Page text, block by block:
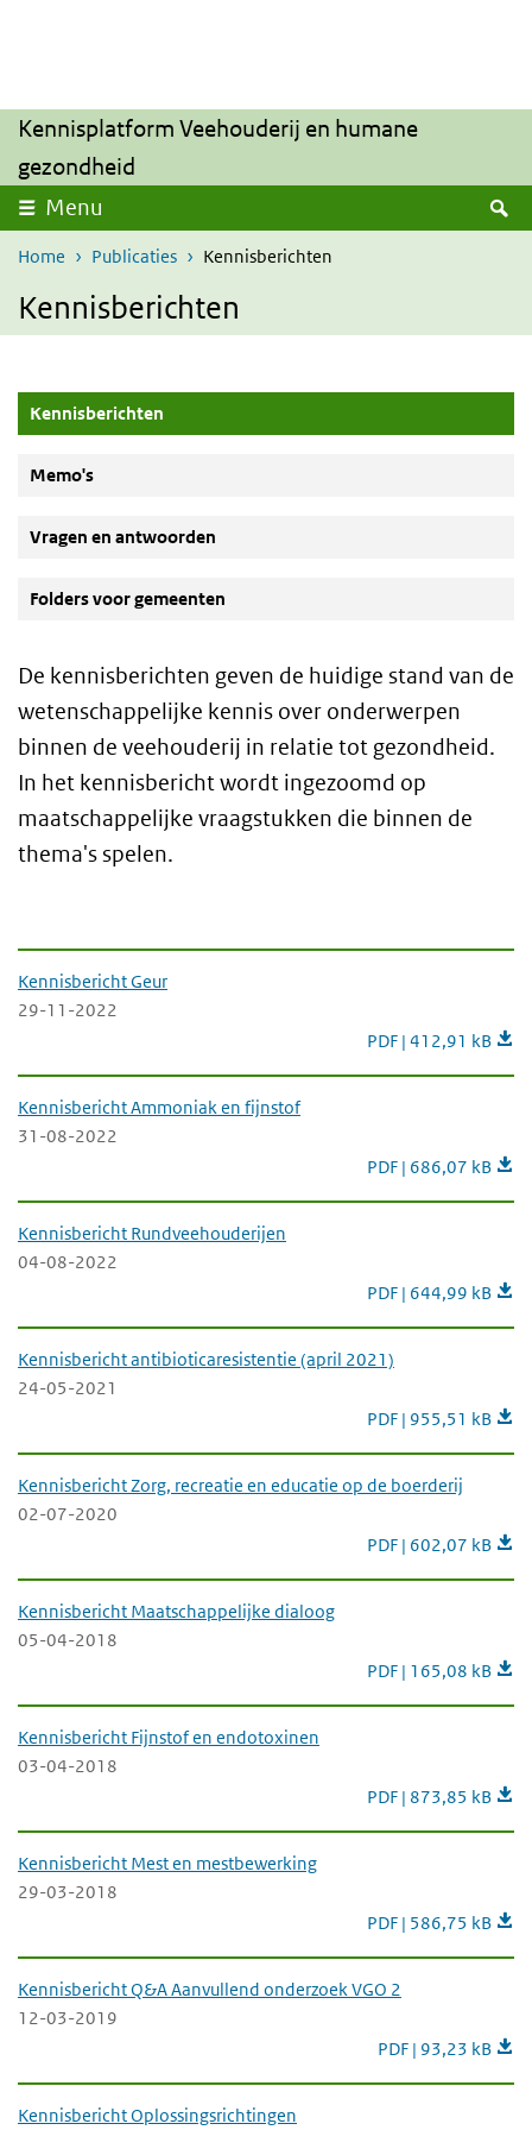
Kennisplatform Veehouderij en humane
gezondheid
Menu
Home Publicaties Kennisberichten
Kennisberichten
Kennisberichten
Memo's
Vragen en antwoorden
Folders voor gemeenten
De kennisberichten geven de huidige stand van de
wetenschappelijke kennis over onderwerpen
binnen de veehouderij in relatie tot gezondheid.
In het kennisbericht wordt ingezoomd op
maatschappelijke vraagstukken die binnen de
thema's spelen.
Kennisbericht Geur
29-11-2022
Kennisbericht Geur
PDF | 412,91 kB
Kennisbericht Ammoniak en fijnstof
31-08-2022
Kennisbericht
PDF | 686,07 kB
Kennisbericht Rundveehouderijen
04-08-2022
Kennisbericht
PDF | 644,99 kB
Kennisbericht antibioticaresistentie (april 2021)
24-05-2021
Kennisbericht
PDF | 955,51 kB
Kennisbericht Zorg, recreatie en educatie op de boerderij
02-07-2020
Kennisbericht Zorg,
PDF | 602,07 kB
Kennisbericht Maatschappelijke dialoog
05-04-2018
Kennisbericht
PDF | 165,08 kB
Kennisbericht Fijnstof en endotoxinen
03-04-2018
Kennisbericht
PDF | 873,85 kB
Kennisbericht Mest en mestbewerking
29-03-2018
Kennisbericht Mest
PDF | 586,75 kB
Kennisbericht Q&A Aanvullend onderzoek VGO 2
12-03-2019
Kennisbericht
PDF | 93,23 kB
Kennisbericht Oplossingsrichtingen